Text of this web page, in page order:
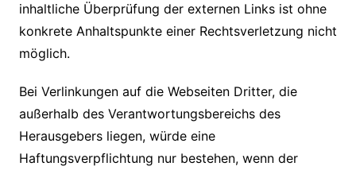
inhaltliche Überprüfung der externen Links ist ohne
konkrete Anhaltspunkte einer Rechtsverletzung nicht
möglich.
Bei Verlinkungen auf die Webseiten Dritter, die
außerhalb des Verantwortungsbereichs des
Herausgebers liegen, würde eine
Haftungsverpflichtung nur bestehen, wenn der